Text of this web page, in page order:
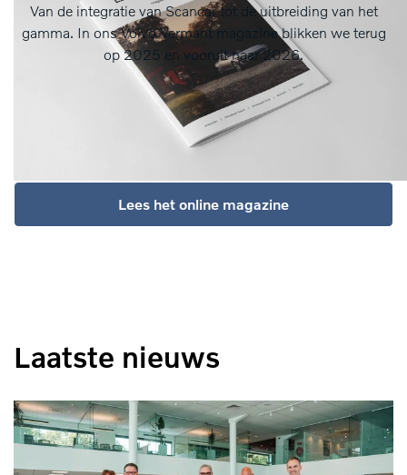
Van de integratie van Scancar tot de uitbreiding van het
gamma. In ons Volvo Vermant magazine blikken we terug
op 2025 en vooruit naar 2026.
Lees het online magazine
Laatste nieuws